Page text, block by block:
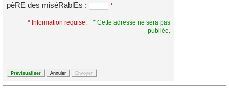
pèRE des miséRablEs : *
* Information requise.
* Cette adresse ne sera pas
publiée.